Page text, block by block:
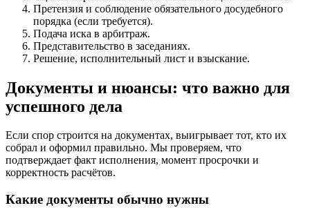
Претензия и соблюдение обязательного досудебного
порядка (если требуется).
Подача иска в арбитраж.
Представительство в заседаниях.
Решение, исполнительный лист и взыскание.
Документы и нюансы: что важно для
успешного дела
Если спор строится на документах, выигрывает тот, кто их
собрал и оформил правильно. Мы проверяем, что
подтверждает факт исполнения, момент просрочки и
корректность расчётов.
Какие документы обычно нужны